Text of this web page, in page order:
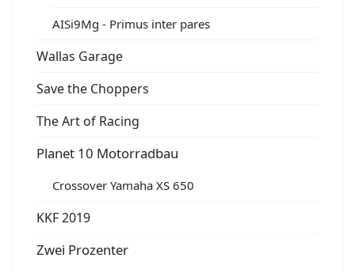
AISi9Mg - Primus inter pares
Wallas Garage
Save the Choppers
The Art of Racing
Planet 10 Motorradbau
Crossover Yamaha XS 650
KKF 2019
Zwei Prozenter